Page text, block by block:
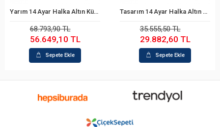
Sepete Ekle
Yarım 14 Ayar Halka Altın Küpe
68.793,90 TL
56.649,10 TL
Sepete Ekle
Sepete Ekle
Tasarım 14 Ayar Halka Altın Küpe
35.555,50 TL
29.882,60 TL
Sepete Ekle